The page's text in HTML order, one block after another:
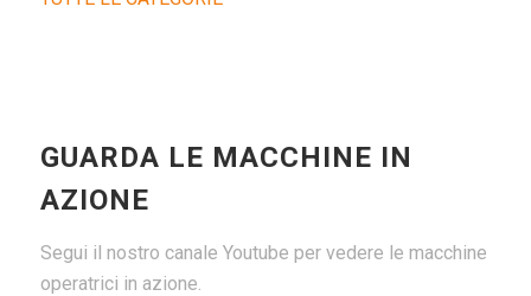
GUARDA LE MACCHINE IN
AZIONE
Segui il nostro canale Youtube per vedere le macchine
operatrici in azione.